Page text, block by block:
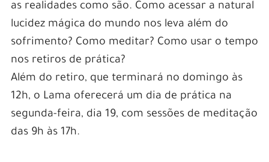
as realidades como são. Como acessar a natural
lucidez mágica do mundo nos leva além do
sofrimento? Como meditar? Como usar o tempo
nos retiros de prática?
Além do retiro, que terminará no domingo às
12h, o Lama oferecerá um dia de prática na
segunda-feira, dia 19, com sessões de meditação
das 9h às 17h.